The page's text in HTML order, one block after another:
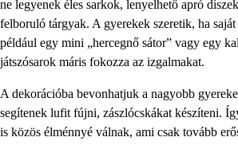
ne legyenek éles sarkok, lenyelhető apró
felboruló tárgyak. A gyerekek szeretik, ha
például egy mini „hercegnő sátor” vagy egy
játszósarok máris fokozza az izgalmakat.
A dekorációba bevonhatjuk a nagyobb
segítenek lufit fújni, zászlócskákat készíteni.
is közös élménnyé válnak, ami csak tovább